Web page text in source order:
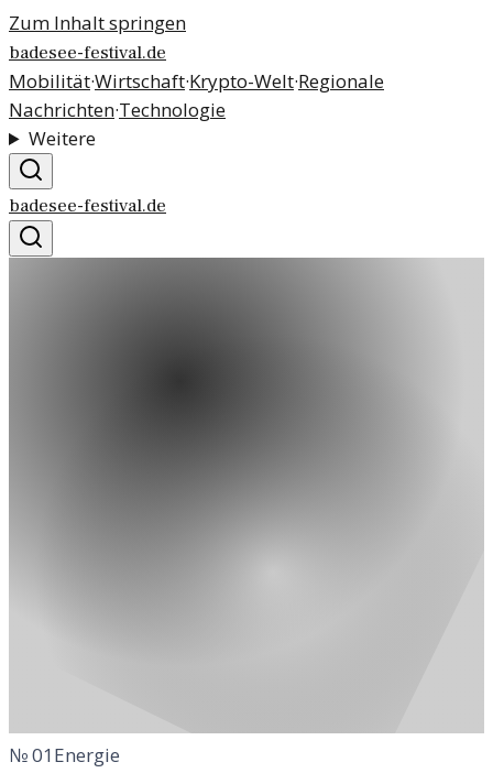
Zum Inhalt springen
badesee-festival.de
Mobilität·Wirtschaft·Krypto-Welt·Regionale
Nachrichten·Technologie
Weitere
badesee-festival.de
№01Energie